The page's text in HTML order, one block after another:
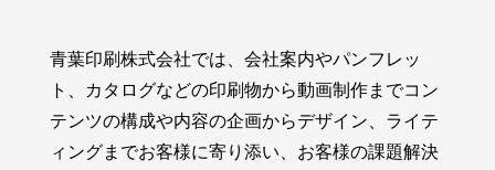
青葉印刷株式会社では、会社案内やパンフレッ
ト、カタログなどの印刷物から動画制作までコン
テンツの構成や内容の企画からデザイン、ライテ
ィングまでお客様に寄り添い、お客様の課題解決